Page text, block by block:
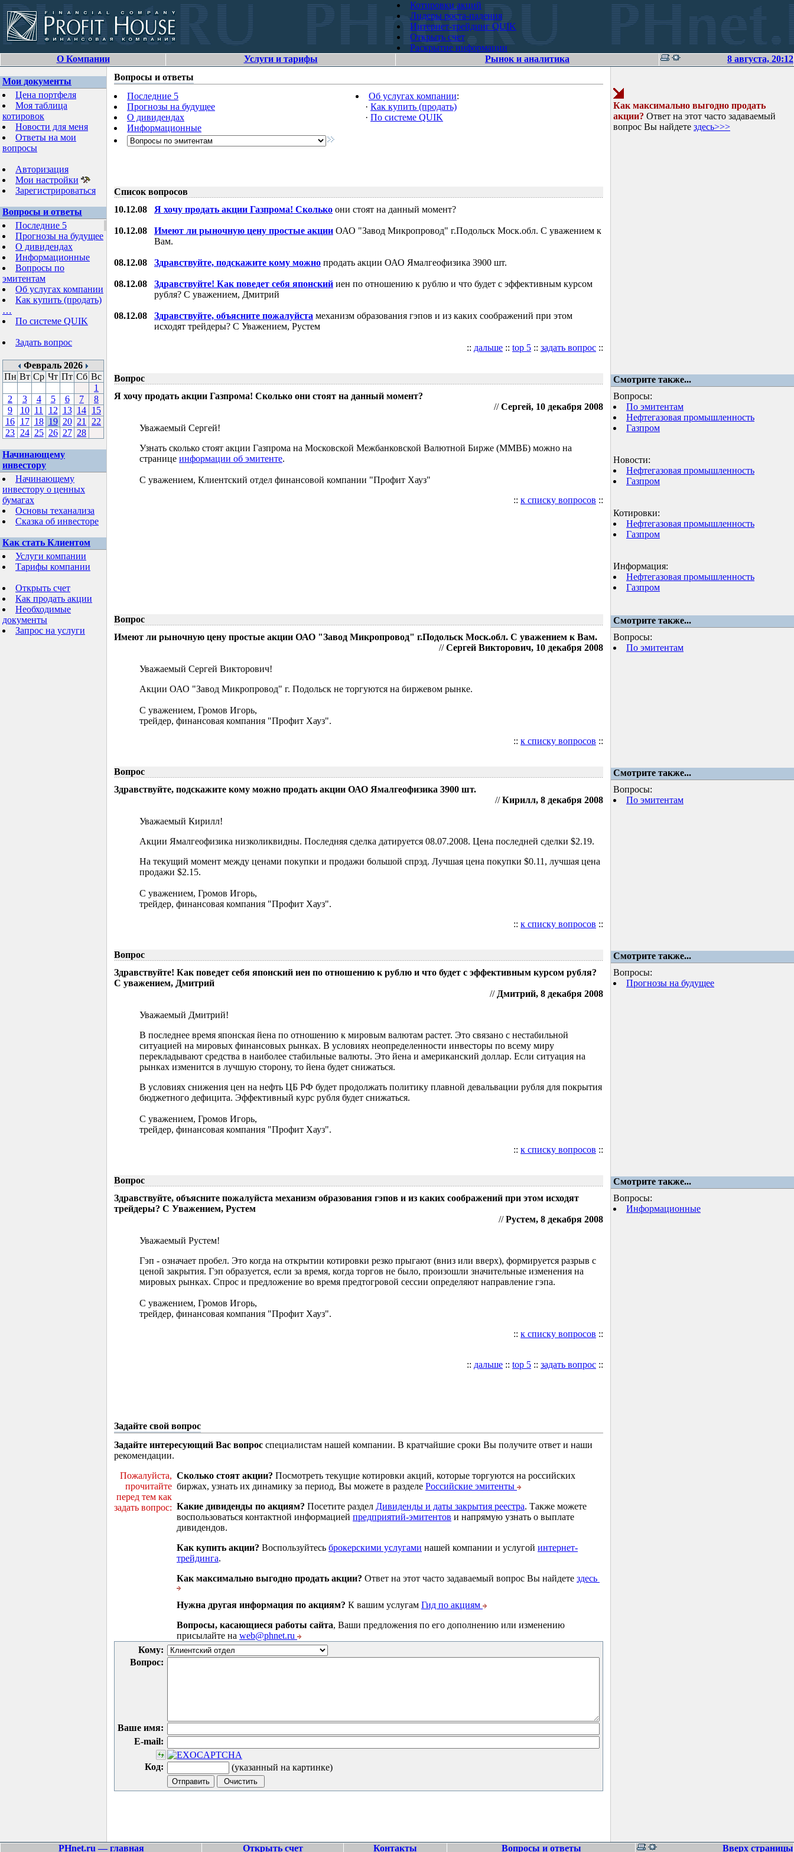
Котировки акций
Лидеры роста-падения
Интернет-трейдинг QUIK
Открыть счет
Раскрытие информации
О Компании
Услуги и тарифы Рынок и аналитика 8 августа, 20:12
Мои документы
Цена портфеля
Моя таблица
котировок
Новости для меня
Ответы на мои
вопросы
Авторизация
Мои настройки
Зарегистрироваться
Вопросы и ответы
Последние 5
Прогнозы на будущее
О дивидендах
Информационные
Вопросы по
эмитентам
Об услугах компании
Как купить (продать)
…
По системе QUIK
Задать вопрос
Февраль 2026
Пн Вт Ср Чт Пт Сб Вс
1
2
3 4 5 6 7
8
9
10 11 12 13 14 15
16 17 18 19 20 21
22
23 24 25 26 27 28
Начинающему
инвестору
Начинающему
инвестору о ценных
бумагах
Основы теханализа
Сказка об инвесторе
Как стать Клиентом
Услуги компании
Тарифы компании
Открыть счет
Как продать акции
Необходимые
документы
Запрос на услуги
Вопросы и ответы
Последние 5
Прогнозы на будущее
О дивидендах
Информационные
Об услугах компании:
· Как купить (продать)
· По системе QUIK
Список вопросов
10.12.08 Я хочу продать акции Газпрома! Сколько они стоят на данный момент?
10.12.08 Имеют ли рыночную цену простые акции ОАО "Завод Микропровод" г.Подольск Моск.обл. С уважением к
Вам.
08.12.08 Здравствуйте, подскажите кому можно продать акции ОАО Ямалгеофизика 3900 шт.
08.12.08 Здравствуйте! Как поведет себя японский иен по отношению к рублю и что будет с эффективным курсом
рубля? С уважением, Дмитрий
08.12.08 Здравствуйте, объясните пожалуйста механизм образования гэпов и из каких соображений при этом
исходят трейдеры? С Уважением, Рустем
:: дальше :: top 5 :: задать вопрос ::
Как максимально выгодно продать
акции? Ответ на этот часто задаваемый
вопрос Вы найдете здесь>>>
Вопрос
Смотрите также...
Я хочу продать акции Газпрома! Сколько они стоят на данный момент?
//Сергей, 10 декабря 2008
Уважаемый Сергей!
Узнать сколько стоят акции Газпрома на Московской Межбанковской Валютной Бирже (ММВБ) можно на
странице информации об эмитенте.
С уважением, Клиентский отдел финансовой компании "Профит Хауз"
:: к списку вопросов ::
Вопросы:
По эмитентам
Нефтегазовая промышленность
Газпром
Новости:
Нефтегазовая промышленность
Газпром
Котировки:
Нефтегазовая промышленность
Газпром
Информация:
Нефтегазовая промышленность
Газпром
Вопрос
Смотрите также...
Имеют ли рыночную цену простые акции ОАО "Завод Микропровод" г.Подольск Моск.обл. С уважением к Вам.
//Сергей Викторович, 10 декабря 2008
Уважаемый Сергей Викторович!
Акции ОАО "Завод Микропровод" г. Подольск не торгуются на биржевом рынке.
С уважением, Громов Игорь,
трейдер, финансовая компания "Профит Хауз".
:: к списку вопросов ::
Вопросы:
По эмитентам
Вопрос
Смотрите также...
Здравствуйте, подскажите кому можно продать акции ОАО Ямалгеофизика 3900 шт.
//Кирилл, 8 декабря 2008
Уважаемый Кирилл!
Акции Ямалгеофизика низколиквидны. Последняя сделка датируется 08.07.2008. Цена последней сделки $2.19.
На текущий момент между ценами покупки и продажи большой спрэд. Лучшая цена покупки $0.11, лучшая цена
продажи $2.15.
С уважением, Громов Игорь,
трейдер, финансовая компания "Профит Хауз".
:: к списку вопросов ::
Вопросы:
По эмитентам
Вопрос
Смотрите также...
Здравствуйте! Как поведет себя японский иен по отношению к рублю и что будет с эффективным курсом рубля?
С уважением, Дмитрий
// Дмитрий, 8 декабря 2008
Уважаемый Дмитрий!
В последнее время японская йена по отношению к мировым валютам растет. Это связано с нестабильной
ситуацией на мировых финансовых рынках. В условиях неопределенности инвесторы по всему миру
перекладывают средства в наиболее стабильные валюты. Это йена и американский доллар. Если ситуация на
рынках изменится в лучшую сторону, то йена будет снижаться.
В условиях снижения цен на нефть ЦБ РФ будет продолжать политику плавной девальвации рубля для покрытия
бюджетного дефицита. Эффективный курс рубля будет снижаться.
С уважением, Громов Игорь,
трейдер, финансовая компания "Профит Хауз".
:: к списку вопросов ::
Вопросы:
Прогнозы на будущее
Вопрос
Смотрите также...
Здравствуйте, объясните пожалуйста механизм образования гэпов и из каких соображений при этом исходят
трейдеры? С Уважением, Рустем
//Рустем, 8 декабря 2008
Уважаемый Рустем!
Гэп - означает пробел. Это когда на открытии котировки резко прыгают (вниз или вверх), формируется разрыв с
ценой закрытия. Гэп образуется, если за время, когда торгов не было, произошли значительные изменения на
мировых рынках. Спрос и предложение во время предтогровой сессии определяют направление гэпа.
С уважением, Громов Игорь,
трейдер, финансовая компания "Профит Хауз".
:: к списку вопросов ::
Вопросы:
Информационные
:: дальше :: top 5 :: задать вопрос ::
Задайте свой вопрос
Задайте интересующий Вас вопрос специалистам нашей компании. В кратчайшие сроки Вы получите ответ и наши
рекомендации.
Пожалуйста,
прочитайте
перед тем как
задать вопрос:
Сколько стоят акции? Посмотреть текущие котировки акций, которые торгуются на российских
биржах, узнать их динамику за период, Вы можете в разделе Российские эмитенты
Какие дивиденды по акциям? Посетите раздел Дивиденды и даты закрытия реестра. Также можете
воспользоваться контактной информацией предприятий-эмитентов и напрямую узнать о выплате
дивидендов.
Как купить акции? Воспользуйтесь брокерскими услугами нашей компании и услугой интернет-
трейдинга.
Как максимально выгодно продать акции? Ответ на этот часто задаваемый вопрос Вы найдете здесь
Нужна другая информация по акциям? К вашим услугам Гид по акциям
Вопросы, касающиеся работы сайта, Ваши предложения по его дополнению или изменению
присылайте на web@phnet.ru
Кому:
Вопрос:
Ваше имя:
E-mail:
Код: (указанный на картинке)
PHnet.ru — главная Открыть счет Контакты Вопросы и ответы Вверх страницы